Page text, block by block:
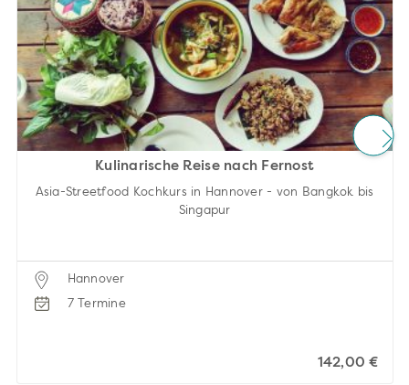
Kulinarische Reise nach Fernost
Asia-Streetfood Kochkurs in Hannover - von Bangkok bis
Singapur
Hannover
7 Termine
142,00 €